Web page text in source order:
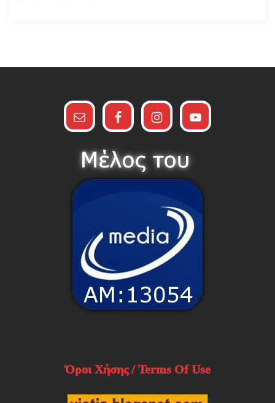
Όροι Χήσης / Terms Of Use